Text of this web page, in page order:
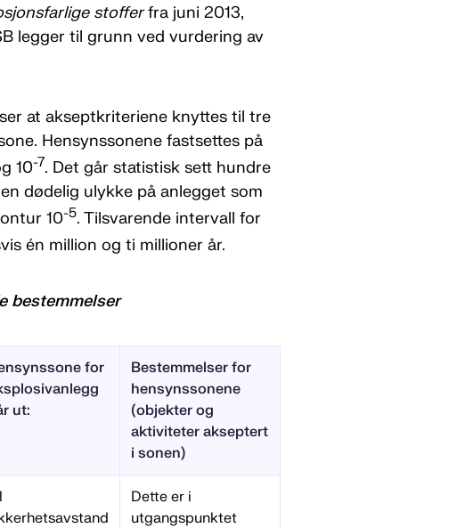
stofferfra juni 2013,
legger til grunn ved vurdering av
at akseptkriteriene knyttes til tre
Hensynssonene fastsettes på
10-7. Det går statistisk sett hundre
dødelig ulykke på anlegget som
10-5. Tilsvarende intervall for
én million og ti millioner år.
bestemmelser
for
ut:
Bestemmelser for
hensynssonene
(objekter og
aktiviteter akseptert
i sonen)
Dette er i
utgangspunktet